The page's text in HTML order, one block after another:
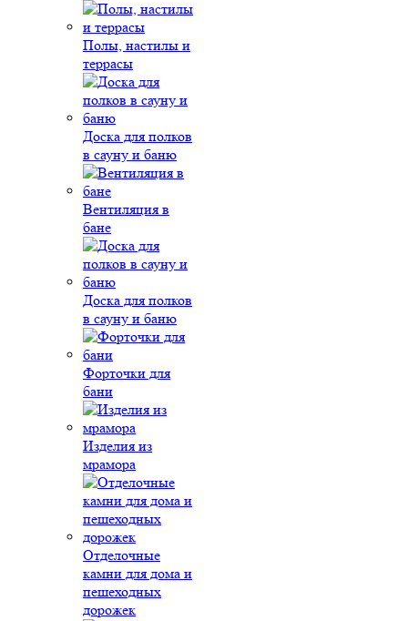
Полы, настилы и
террасы
Доска для полков
в сауну и баню
Вентиляция в
бане
Доска для полков
в сауну и баню
Форточки для
бани
Изделия из
мрамора
Отделочные
камни для дома и
пешеходных
дорожек